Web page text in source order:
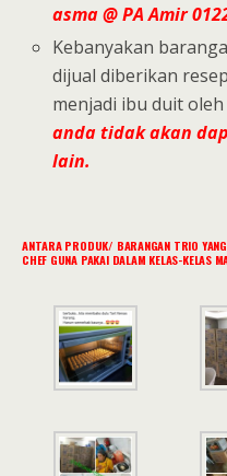
asma @ PA Amir
Kebanyakan
dijual diberikan
menjadi ibu duit
anda tidak akan
lain.
ANTARA PRODUK/ BARANGAN TRIO
CHEF GUNA PAKAI DALAM KELAS-KELAS